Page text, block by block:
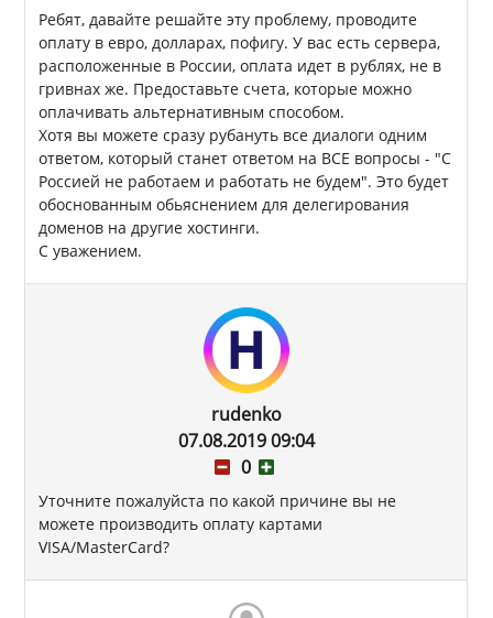
Ребят, давайте решайте эту проблему, проводите
оплату в евро, долларах, пофигу. У вас есть сервера,
расположенные в России, оплата идет в рублях, не в
гривнах же. Предоставьте счета, которые можно
оплачивать альтернативным способом.
Хотя вы можете сразу рубануть все диалоги одним
ответом, который станет ответом на ВСЕ вопросы - "С
Россией не работаем и работать не будем". Это будет
обоснованным обьяснением для делегирования
доменов на другие хостинги.
С уважением.
rudenko
07.08.2019 09:04
0
Уточните пожалуйста по какой причине вы не
можете производить оплату картами
VISA/MasterCard?